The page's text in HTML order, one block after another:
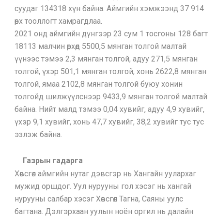
суудаг 134318 хүн байна. Аймгийн хэмжээнд 37 914
өрх тооллогт хамрагдлаа.
2021 онд аймгийн дүнгээр 23 сум 1 тосгоны 128 багт
18113 малчин өрхөд 5500,5 мянган толгой малтай
үүнээс тэмээ 2,3 мянган толгой, адуу 271,5 мянган
толгой, үхэр 501,1 мянган толгой, хонь 2622,8 мянган
толгой, ямаа 2102,8 мянган толгой буюу хонин
толгойд шилжүүлснээр 9433,9 мянган толгой малтай
байна. Нийт малд тэмээ 0,04 хувийг, адуу 4,9 хувийг,
үхэр 9,1 хувийг, хонь 47,7 хувийг, 38,2 хувийг тус тус
эзлэж байна.
Газрын гадарга
Хөвсгөл аймгийн нутаг дэвсгэр нь Хангайн уулархаг
мужид оршдог. Уул нурууны гол хэсэг нь хангай
нурууны салбар хэсэг Хөвсгөл Тагна, Саяны уулс
багтана. Дэлгэрхаан уулын ноён оргил нь далайн